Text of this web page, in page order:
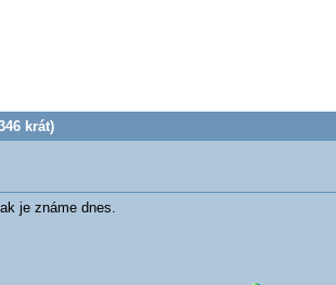
krát)
je známe dnes.